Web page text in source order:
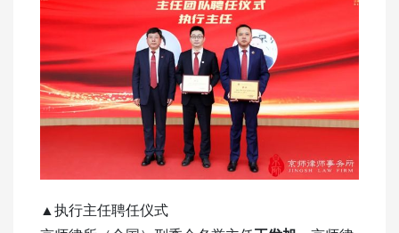
▲执行主任聘任仪式